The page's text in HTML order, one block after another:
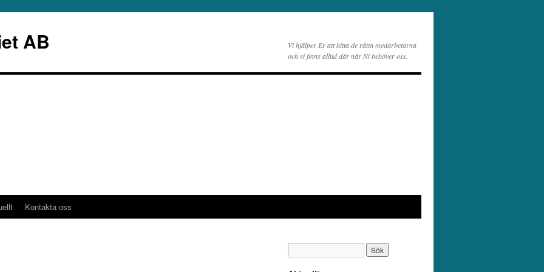
AB
Vi hjälper Er att hitta de rätta medarbetarna
och vi finns alltid där när Ni behöver oss.
Kontakta oss